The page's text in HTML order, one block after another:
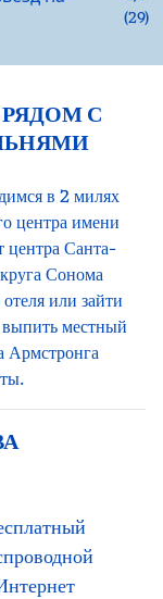
(29)
С
в 2 милях
центра имени
центра Санта-
Сонома
или зайти
местный
Армстронга